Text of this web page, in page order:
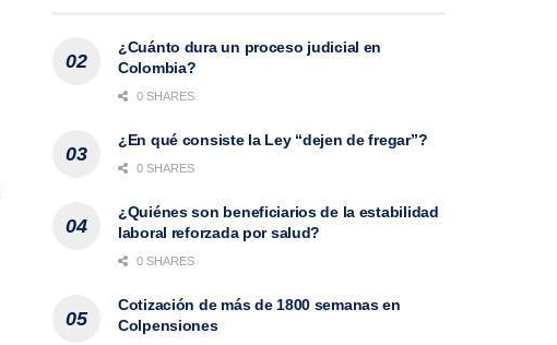
¿Cuánto dura un proceso judicial en
Colombia?
0 SHARES
¿En qué consiste la Ley “dejen de fregar”?
0 SHARES
¿Quiénes son beneficiarios de la estabilidad
laboral reforzada por salud?
0 SHARES
Cotización de más de 1800 semanas en
Colpensiones